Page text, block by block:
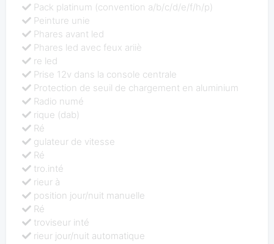
Pack platinum (convention a/b/c/d/e/f/h/p)
Peinture unie
Phares avant led
Phares led avec feux ariiè
re led
Prise 12v dans la console centrale
Protection de seuil de chargement en aluminium
Radio numé
rique (dab)
Ré
gulateur de vitesse
Ré
tro.inté
rieur à
position jour/nuit manuelle
Ré
troviseur inté
rieur jour/nuit automatique